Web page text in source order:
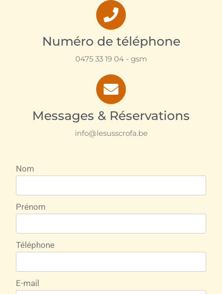
Numéro de téléphone
0475 33 19 04 - gsm
Messages & Réservations
info@lesusscrofa.be
Nom
Prénom
Téléphone
E-mail